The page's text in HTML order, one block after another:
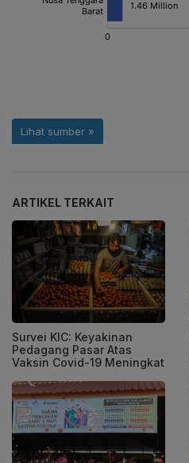
ARTIKEL TERKAIT
Survei KIC: Keyakinan
Pedagang Pasar Atas
Vaksin Covid-19 Meningkat